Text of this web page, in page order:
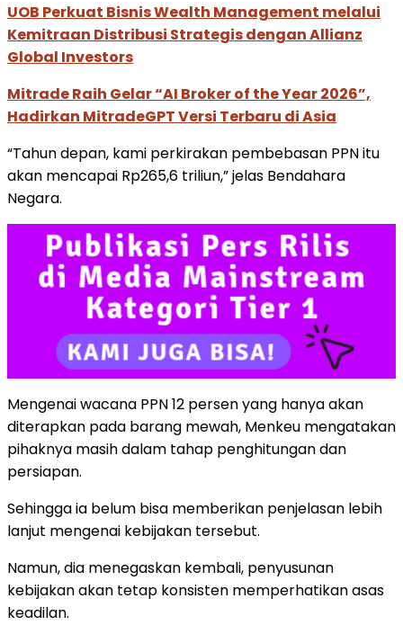
UOB Perkuat Bisnis Wealth Management melalui
Kemitraan Distribusi Strategis dengan Allianz
Global Investors
Mitrade Raih Gelar “AI Broker of the Year 2026”,
Hadirkan MitradeGPT Versi Terbaru di Asia
“Tahun depan, kami perkirakan pembebasan PPN itu
akan mencapai Rp265,6 triliun,” jelas Bendahara
Negara.
Mengenai wacana PPN 12 persen yang hanya akan
diterapkan pada barang mewah, Menkeu mengatakan
pihaknya masih dalam tahap penghitungan dan
persiapan.
Sehingga ia belum bisa memberikan penjelasan lebih
lanjut mengenai kebijakan tersebut.
Namun, dia menegaskan kembali, penyusunan
kebijakan akan tetap konsisten memperhatikan asas
keadilan.